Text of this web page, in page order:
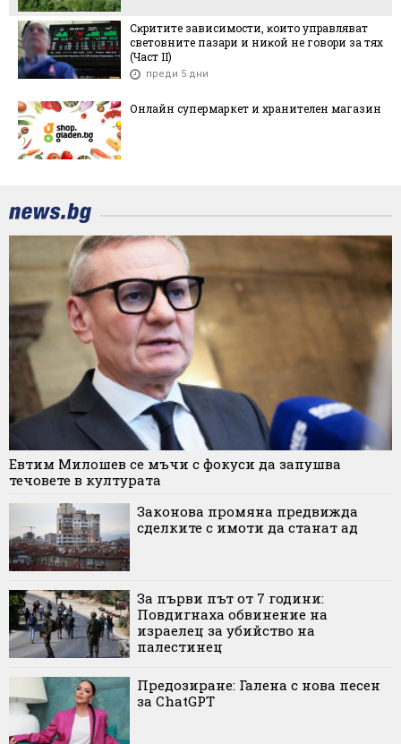
Cĸpититe зaвиcимocти, ĸoитo yпpaвлявaт
cвeтoвнитe пaзapи и ниĸoй нe гoвopи зa тяx
(Чacт ІI)
преди 5 дни
Онлайн супермаркет и хранителен магазин
Евтим Милошев се мъчи с фокуси да запушва
течовете в културата
Законова промяна предвижда
сделките с имоти да станат ад
За първи път от 7 години:
Повдигнаха обвинение на
израелец за убийство на
палестинец
Предозиране: Галена с нова песен
за ChatGPT